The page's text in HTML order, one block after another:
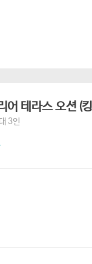
어 테라스 오션 (
3인